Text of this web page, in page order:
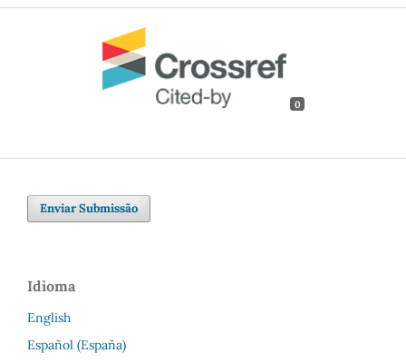
0
Enviar Submissão
Idioma
English
Español (España)